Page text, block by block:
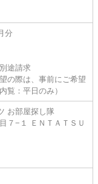
月分
別途請求
の際は、事前にご希望
覧：平日のみ）
お部屋探し隊
７−１ ＥＮＴＡＴＳＵ